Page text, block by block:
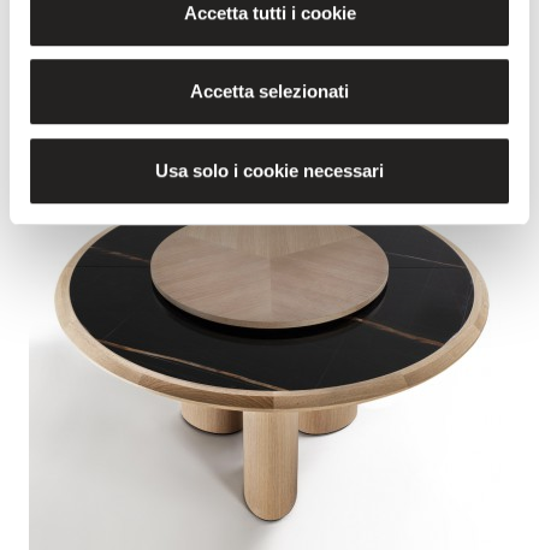
Accetta tutti i cookie
Accetta selezionati
Usa solo i cookie necessari